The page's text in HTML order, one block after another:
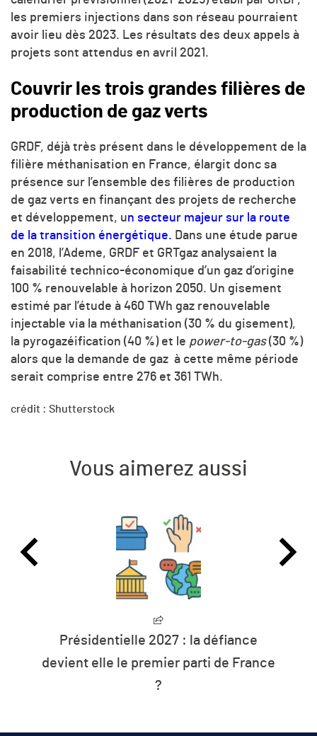
les premiers injections dans son réseau pourraient
avoir lieu dès 2023. Les résultats des deux appels à
projets sont attendus en avril 2021.
Couvrir les trois grandes filières de
production de gaz verts
GRDF, déjà très présent dans le développement de la
filière méthanisation en France, élargit donc sa
présence sur l’ensemble des filières de production
de gaz verts en finançant des projets de recherche
et développement, un secteur majeur sur la route
de la transition énergétique. Dans une étude parue
en 2018, l’Ademe, GRDF et GRTgaz analysaient la
faisabilité technico-économique d’un gaz d’origine
100 % renouvelable à horizon 2050. Un gisement
estimé par l’étude à 460 TWh gaz renouvelable
injectable via la méthanisation (30 % du gisement),
la pyrogazéification (40 %) et le power-to-gas(30 %)
alors que la demande de gaz à cette même période
serait comprise entre 276 et 361 TWh.
crédit : Shutterstock
Vous aimerez aussi
Présidentielle 2027 : la défiance
devient elle le premier parti de France
?